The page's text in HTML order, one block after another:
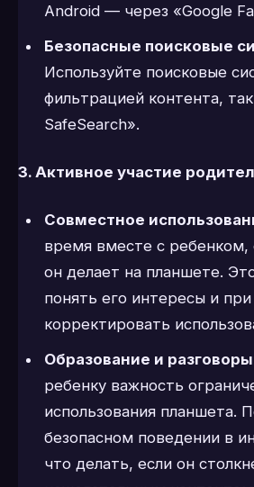
Android — через «Google
Безопасные поисковые
Используйте поисковые
фильтрацией контента,
SafeSearch».
3. Активное участие
Совместное
время вместе с ребенком,
он делает на планшете.
понять его интересы и
корректировать
Образование и разговоры
ребенку важность
использования планшета.
безопасном поведении в
что делать, если он